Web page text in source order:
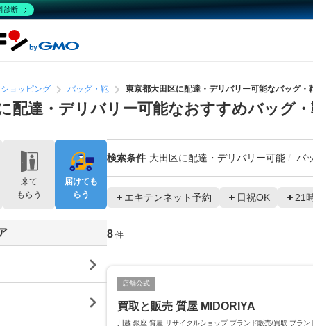
ショッピング バッグ・鞄 東京都大田区に配達・デリバリー可能なバッグ・
配達・デリバリー可能なおすすめバッグ
検索条件 大田区に配達・デリバリー可能 バ
エキテンネット予約 日祝OK 21
8 件
店舗公式
買取と販売 質屋 MIDORIYA
川越 銀座 質屋 リサイクルショップ ブランド販売/買取 ブラ
来て
もらう
届けても
らう
診断